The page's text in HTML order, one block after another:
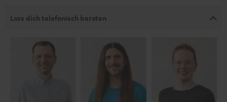
Lass dich telefonisch beraten